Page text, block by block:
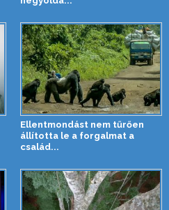
Ellentmondást nem tűrően
állította le a forgalmat a
család...